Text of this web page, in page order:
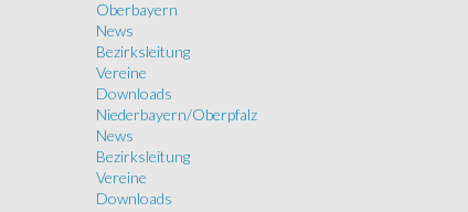
Oberbayern
News
Bezirksleitung
Vereine
Downloads
Niederbayern/Oberpfalz
News
Bezirksleitung
Vereine
Downloads